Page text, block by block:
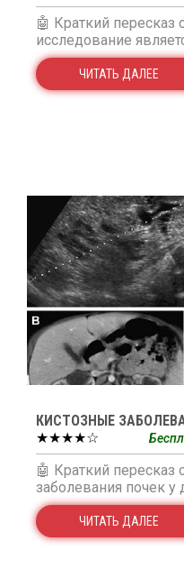
🤖 Краткий пересказ
исследование
ЧИТАТЬ ДАЛЕЕ
КИСТОЗНЫЕ
★★★★☆
🤖 Краткий
заболевания почек у
ЧИТАТЬ ДАЛЕЕ